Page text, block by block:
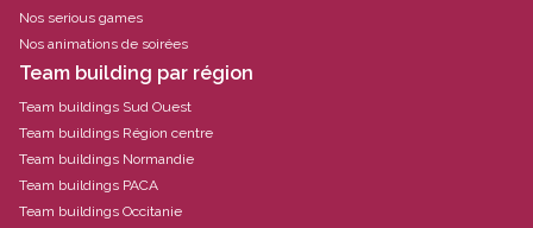
Nos serious games
Nos animations de soirées
Team building par région
Team buildings Sud Ouest
Team buildings Région centre
Team buildings Normandie
Team buildings PACA
Team buildings Occitanie